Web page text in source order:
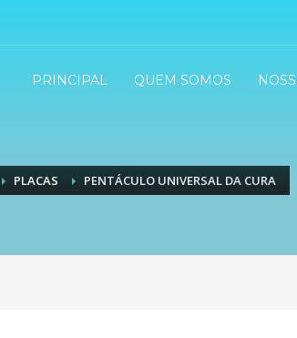
PRINCIPAL QUEM SOMOS
PLACAS PENTÁCULO UNIVERSAL DA CURA